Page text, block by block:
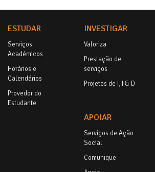
ESTUDAR
Serviços
Académicos
Horários e
Calendários
Provedor do
Estudante
INVESTIGAR
Valoriza
Prestação de
serviços
Projetos de I, I & D
APOIAR
Serviços de Ação
Social
Comunique